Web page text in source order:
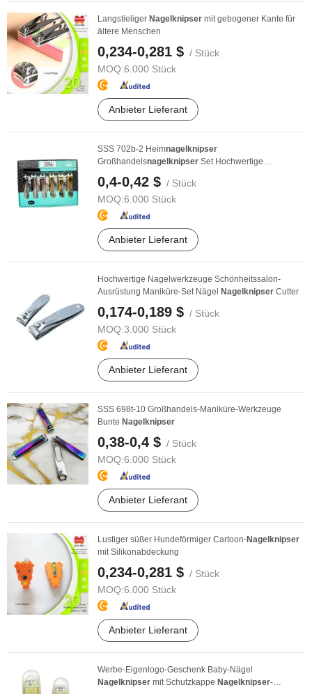
Langstieliger Nagelknipser mit gebogener Kante für
ältere Menschen
0,234-0,281 $ / Stück
MOQ:6.000 Stück
Anbieter Lieferant
SSS 702b-2 Heimnagelknipser
Großhandelsnagelknipser Set Hochwertige
Geschenkbox Nagelschneider
0,4-0,42 $ / Stück
MOQ:6.000 Stück
Anbieter Lieferant
Hochwertige Nagelwerkzeuge Schönheitssalon-
Ausrüstung Maniküre-Set Nägel
Nagelknipser Cutter
0,174-0,189 $ / Stück
MOQ:3.000 Stück
Anbieter Lieferant
SSS 698t-10 Großhandels-Maniküre-Werkzeuge
Bunte Nagelknipser
0,38-0,4 $ / Stück
MOQ:6.000 Stück
Anbieter Lieferant
Lustiger süßer Hundeförmiger Cartoon-Nagelknipser
mit Silikonabdeckung
0,234-0,281 $ / Stück
MOQ:6.000 Stück
Anbieter Lieferant
Werbe-Eigenlogo-Geschenk Baby-Nägel
Nagelknipser mit Schutzkappe Nagelknipser-